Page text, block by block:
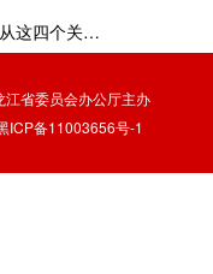
下一篇:从这四个关键词，看百姓“安居”成绩单！
省委员会办公厅主办
ICP备11003656号-1